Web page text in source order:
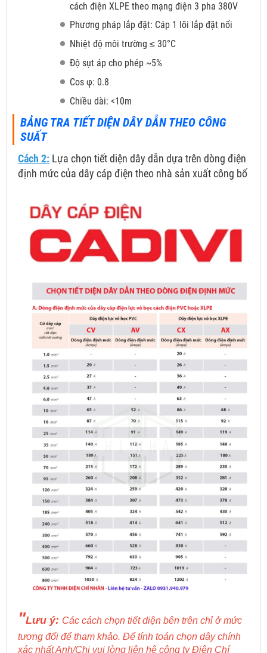
cách điện XLPE theo mạng điện 3 pha 380V
Phương pháp lắp đặt: Cáp 1 lõi lắp đặt nổi
Nhiệt độ môi trường ≤ 30°C
Độ sụt áp cho phép ~5%
Cos φ: 0.8
Chiều dài: <10m
BẢNG TRA TIẾT DIỆN DÂY DẪN THEO CÔNG
SUẤT
Cách 2: Lựa chọn tiết diện dây dẫn dựa trên dòng điện
định mức của dây cáp điện theo nhà sản xuất công bố
"Lưu ý: Các cách chọn tiết diện bên trên chỉ ở mức
tương đối để tham khảo. Để tính toán chọn dây chính
xác nhất Anh/Chị vui lòng liên hệ công ty Điện Chí